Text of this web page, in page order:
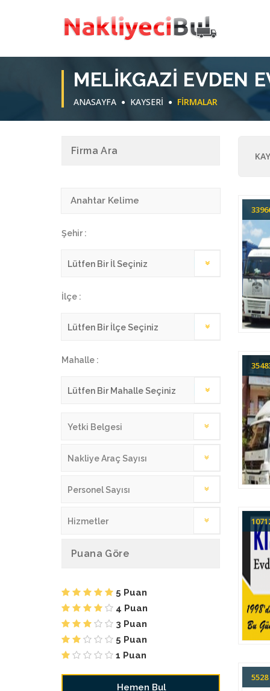
MELIKGAZI EVDEN
ANASAYFA KAYSERİ FIRMALAR
Firma Ara
Şehir :
İlçe :
Mahalle :
Yetki Belgesi
Nakliye Araç Sayısı
Personel Sayısı
Hizmetler
Puana Göre
5 Puan
4 Puan
3 Puan
5 Puan
1 Puan